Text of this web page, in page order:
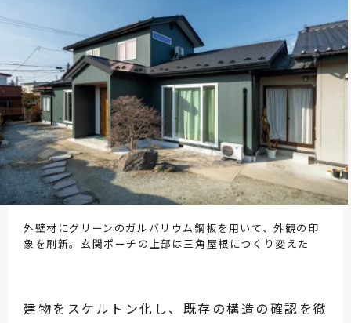
外壁材にグリーンのガルバリウム鋼板を用いて、外観の印
象を刷新。玄関ポーチの上部は三角屋根につくり変えた
建物をスケルトン化し、既存の構造の確認を徹